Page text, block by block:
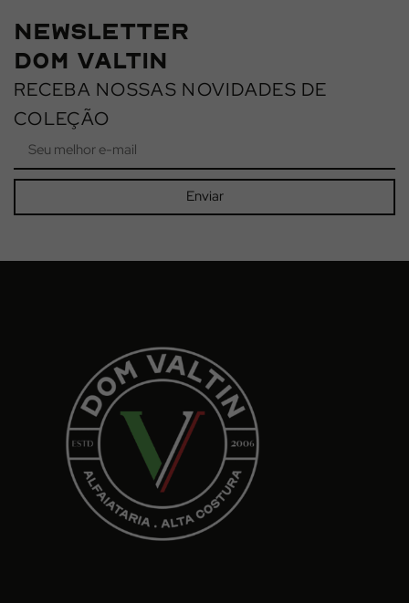
NEWSLETTER
DOM VALTIN
RECEBA NOSSAS NOVIDADES DE
COLEÇÃO
Enviar